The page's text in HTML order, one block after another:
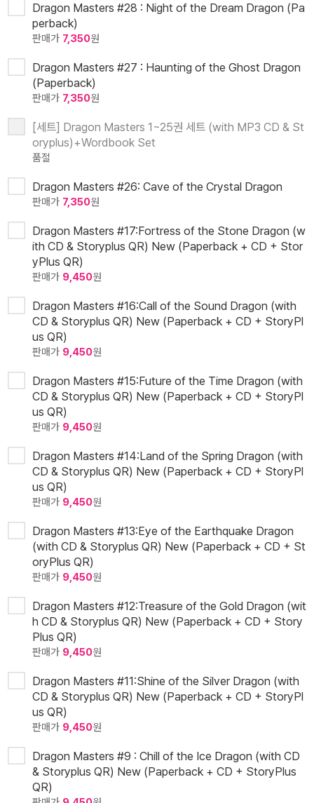
Dragon Masters #28 : Night of the Dream Dragon (Pa
perback)
판매가 7,350원
Dragon Masters #27 : Haunting of the Ghost Dragon
(Paperback)
판매가 7,350원
[세트] Dragon Masters 1~25권 세트 (with MP3 CD & St
oryplus)+Wordbook Set
품절
Dragon Masters #26: Cave of the Crystal Dragon
판매가 7,350원
Dragon Masters #17:Fortress of the Stone Dragon (w
ith CD & Storyplus QR) New (Paperback + CD + Stor
yPlus QR)
판매가 9,450원
Dragon Masters #16:Call of the Sound Dragon (with
CD & Storyplus QR) New (Paperback + CD + StoryPl
us QR)
판매가 9,450원
Dragon Masters #15:Future of the Time Dragon (with
CD & Storyplus QR) New (Paperback + CD + StoryPl
us QR)
판매가 9,450원
Dragon Masters #14:Land of the Spring Dragon (with
CD & Storyplus QR) New (Paperback + CD + StoryPl
us QR)
판매가 9,450원
Dragon Masters #13:Eye of the Earthquake Dragon
(with CD & Storyplus QR) New (Paperback + CD + St
oryPlus QR)
판매가 9,450원
Dragon Masters #12:Treasure of the Gold Dragon (wit
h CD & Storyplus QR) New (Paperback + CD + Story
Plus QR)
판매가 9,450원
Dragon Masters #11:Shine of the Silver Dragon (with
CD & Storyplus QR) New (Paperback + CD + StoryPl
us QR)
판매가 9,450원
Dragon Masters #9 : Chill of the Ice Dragon (with CD
& Storyplus QR) New (Paperback + CD + StoryPlus
QR)